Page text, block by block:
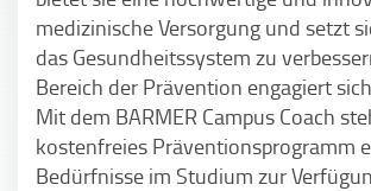
medizinische Versorgung und setzt
das Gesundheitssystem zu
Bereich der Prävention engagiert
Mit dem BARMER Campus Coach
kostenfreies Präventionsprogramm
Bedürfnisse im Studium zur